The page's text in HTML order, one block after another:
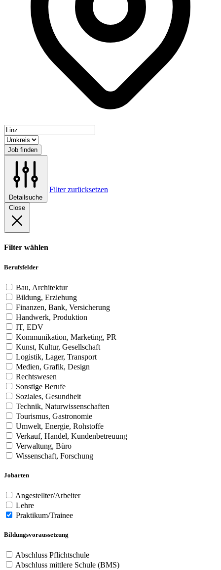
Job finden
Detailsuche
Filter zurücksetzen
Close
Filter wählen
Berufsfelder
Bau, Architektur
Bildung, Erziehung
Finanzen, Bank, Versicherung
Handwerk, Produktion
IT, EDV
Kommunikation, Marketing, PR
Kunst, Kultur, Gesellschaft
Logistik, Lager, Transport
Medien, Grafik, Design
Rechtswesen
Sonstige Berufe
Soziales, Gesundheit
Technik, Naturwissenschaften
Tourismus, Gastronomie
Umwelt, Energie, Rohstoffe
Verkauf, Handel, Kundenbetreuung
Verwaltung, Büro
Wissenschaft, Forschung
Jobarten
Angestellter/Arbeiter
Lehre
Praktikum/Trainee
Bildungsvoraussetzung
Abschluss Pflichtschule
Abschluss mittlere Schule (BMS)